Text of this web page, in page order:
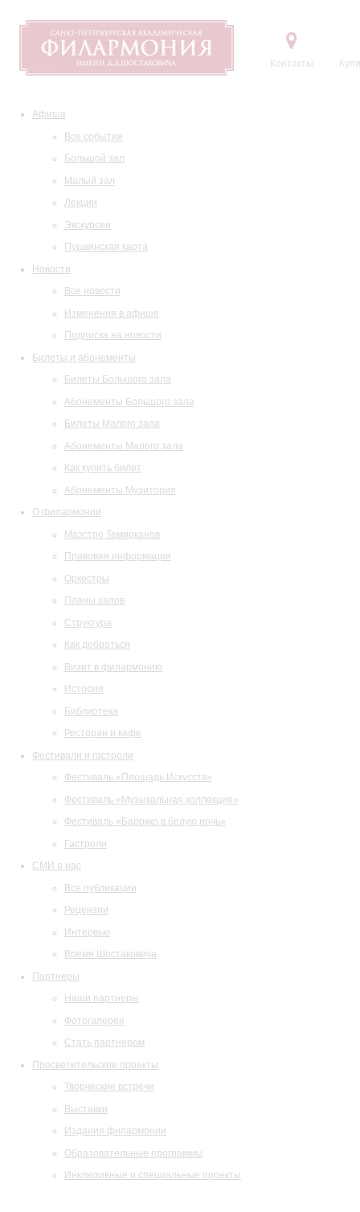
Контакты
Афиша
Все события
Большой зал
Малый зал
Лекции
Экскурсии
Пушкинская карта
Новости
Все новости
Изменения в афише
Подписка на новости
Билеты и абонементы
Билеты Большого зала
Абонементы Большого зала
Билеты Малого зала
Абонементы Малого зала
Как купить билет
Абонементы Музитория
О филармонии
Маэстро Темирканов
Правовая информация
Оркестры
Планы залов
Структура
Как добраться
Визит в филармонию
История
Библиотека
Ресторан и кафе
Фестивали и гастроли
Фестиваль «Площадь Искусств»
Фестиваль «Музыкальная коллекция»
Фестиваль «Барокко в белую ночь»
Гастроли
СМИ о нас
Все публикации
Рецензии
Интервью
Время Шостаковича
Партнеры
Наши партнеры
Фотогалерея
Стать партнером
Просветительские проекты
Творческие встречи
Выставки
Издания филармонии
Образовательные программы
Инклюзивные и специальные проекты